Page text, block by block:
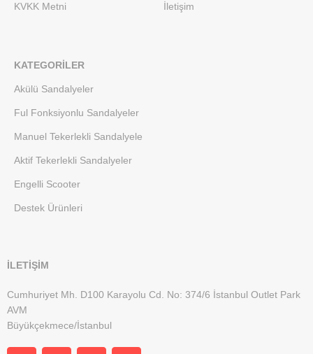
KVKK Metni İletişim
KATEGORILER
Akülü Sandalyeler
Ful Fonksiyonlu Sandalyeler
Manuel Tekerlekli Sandalyele
Aktif Tekerlekli Sandalyeler
Engelli Scooter
Destek Ürünleri
İLETİŞİM
Cumhuriyet Mh. D100 Karayolu Cd. No: 374/6 İstanbul Outlet Park
AVM
Büyükçekmece/İstanbul